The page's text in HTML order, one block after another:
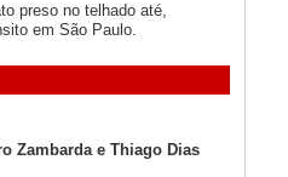
preso no telhado até,
em São Paulo.
Zambarda e Thiago Dias